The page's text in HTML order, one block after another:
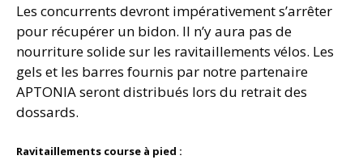
Les concurrents devront impérativement s’arrêter
pour récupérer un bidon. Il n’y aura pas de
nourriture solide sur les ravitaillements vélos. Les
gels et les barres fournis par notre partenaire
APTONIA seront distribués lors du retrait des
dossards.
Ravitaillements course à pied :